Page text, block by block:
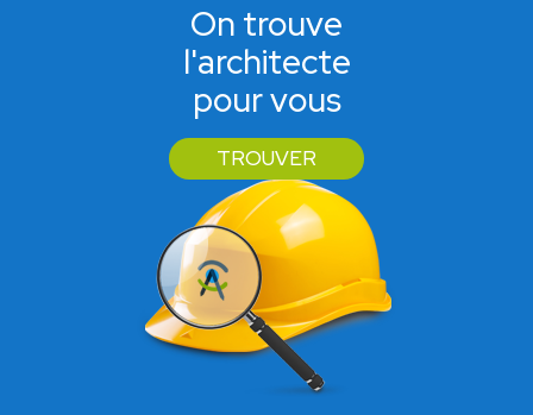
On trouve
l'architecte
pour vous
TROUVER